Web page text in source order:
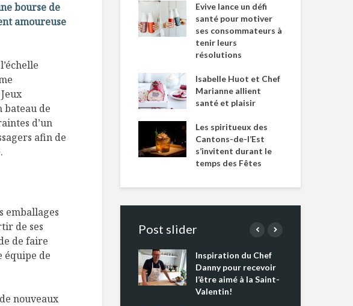
bourse de
amoureuse
bateau de
d’un
afin de
emballages
de ses
de faire
équipe de
nouveaux
Evive lance un défi
santé pour motiver
ses consommateurs à
tenir leurs
résolutions
Isabelle Huot et Chef
Marianne allient
santé et plaisir
Les spiritueux des
Cantons-de-l’Est
s’invitent durant le
temps des Fêtes
Post slider
Inspiration du Chef
Danny pour recevoir
l’être aimé à la Saint-
Valentin!